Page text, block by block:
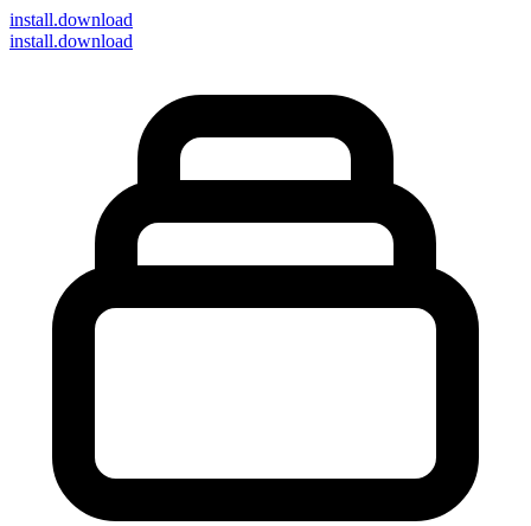
install.download
install.download